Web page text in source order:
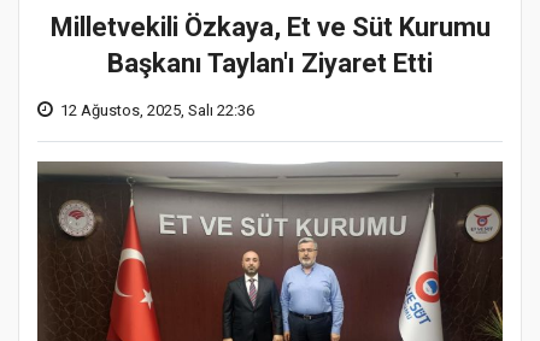
Milletvekili Özkaya, Et ve Süt Kurumu
Başkanı Taylan'ı Ziyaret Etti
12 Ağustos, 2025, Salı 22:36